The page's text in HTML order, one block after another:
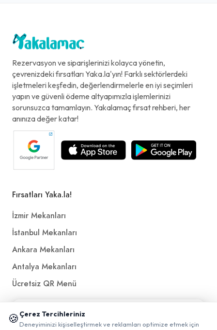
Rezervasyon ve siparişlerinizi kolayca yönetin,
çevrenizdeki fırsatları Yaka.la'yın! Farklı sektörlerdeki
işletmeleri keşfedin, değerlendirmelerle en iyi seçimleri
yapın ve güvenli ödeme altyapımızla işlemlerinizi
sorunsuzca tamamlayın. Yakalamaç fırsat rehberi, her
anınıza değer katar!
Fırsatları Yaka.la!
İzmir Mekanları
İstanbul Mekanları
Ankara Mekanları
Antalya Mekanları
Ücretsiz QR Menü
Politikalar ve Şartlar
🍪 Çerez Tercihleriniz
Deneyiminizi kişiselleştirmek ve reklamları optimize etmek için
📱 Mobil uygulamamızı keşfedin!
✖